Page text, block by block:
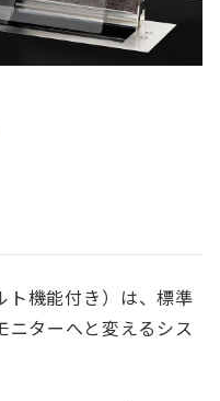
機能付き）は、標準
ニターへと変えるシス